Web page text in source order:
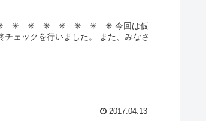
✳︎ ✳︎ ✳︎ ✳︎ ✳︎ ✳︎ ✳︎ ✳︎ ✳︎ ✳︎ 今回は仮
ェックを行いました。 また、みなさ
2017.04.13